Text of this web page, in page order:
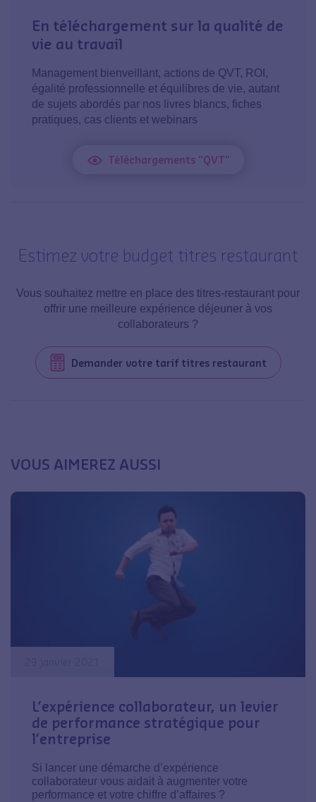
En téléchargement sur la qualité de
vie au travail
Management bienveillant, actions de QVT, ROI,
égalité professionnelle et équilibres de vie, autant
de sujets abordés par nos livres blancs, fiches
pratiques, cas clients et webinars
Téléchargements "QVT"
Estimez votre budget titres restaurant
Vous souhaitez mettre en place des titres-restaurant pour
offrir une meilleure expérience déjeuner à vos
collaborateurs ?
Demander votre tarif titres restaurant
VOUS AIMEREZ AUSSI
L’expérience collaborateur, un levier
de performance stratégique pour
l’entreprise
Si lancer une démarche d’expérience
collaborateur vous aidait à augmenter votre
performance et votre chiffre d’affaires ?